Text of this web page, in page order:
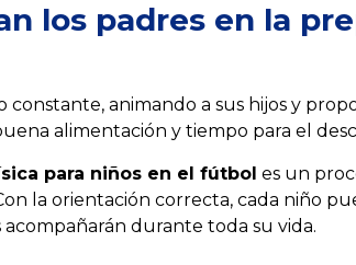
los padres en la
constante, animando a sus hijos y
alimentación y tiempo para el
para niños en el fútbol es un
la orientación correcta, cada niño
durante toda su vida.